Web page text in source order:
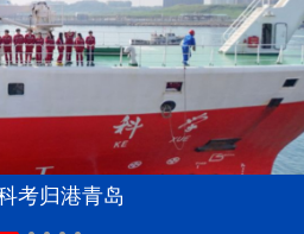
考归港青岛